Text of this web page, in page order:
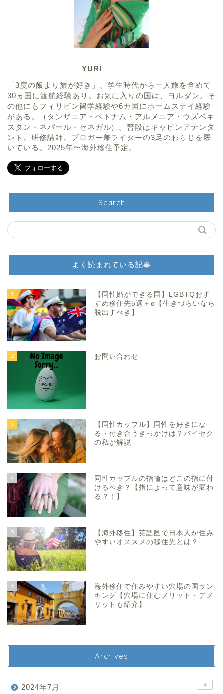
YURI
「3度の飯より旅が好き」。学生時代から一人旅を含めて
30ヵ国に渡航経験あり。お気に入りの国は、ヨルダン。そ
の他にもフィリピン留学経験や6カ国にホームステイ経験
がある。（タンザニア・ベトナム・アルメニア・ウズベキ
スタン・ネパール・セネガル）。普段はキャビンアテンダ
ント、研修講師、ブロガー兼ライターの3足のわらじを履
いている。2025年〜海外移住予定。
Search
よく読まれている記事
1
【同性婚ができる国】LGBTQおす
すめ移住先5選＋α【生きづらいなら
脱出すべき】
2 お問い合わせ
3
【同性カップル】同性を好きにな
る・付き合うきっかけは？バイセク
の私が解説
4
同性カップルの指輪はどこの指に付
けるべき？【指によって意味が変わ
る？！】
5
【海外移住】英語圏で日本人が住み
やすいオススメの移住先とは？
6
海外移住で住みやすい穴場の国ラン
キング【穴場に住むメリット・デメ
リットも紹介】
Archives
2024年7月 4